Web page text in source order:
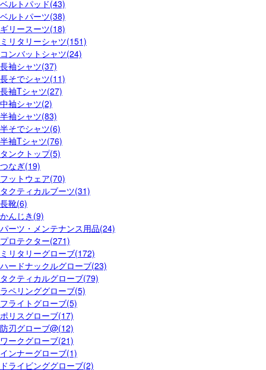
ベルトパッド(43)
ベルトパーツ(38)
ギリースーツ(18)
ミリタリーシャツ(151)
コンバットシャツ(24)
長袖シャツ(37)
長そでシャツ(11)
長袖Tシャツ(27)
中袖シャツ(2)
半袖シャツ(83)
半そでシャツ(6)
半袖Tシャツ(76)
タンクトップ(5)
つなぎ(19)
フットウェア(70)
タクティカルブーツ(31)
長靴(6)
かんじき(9)
パーツ・メンテナンス用品(24)
プロテクター(271)
ミリタリーグローブ(172)
ハードナックルグローブ(23)
タクティカルグローブ(79)
ラペリンググローブ(5)
フライトグローブ(5)
ポリスグローブ(17)
防刃グローブ@(12)
ワークグローブ(21)
インナーグローブ(1)
ドライビンググローブ(2)